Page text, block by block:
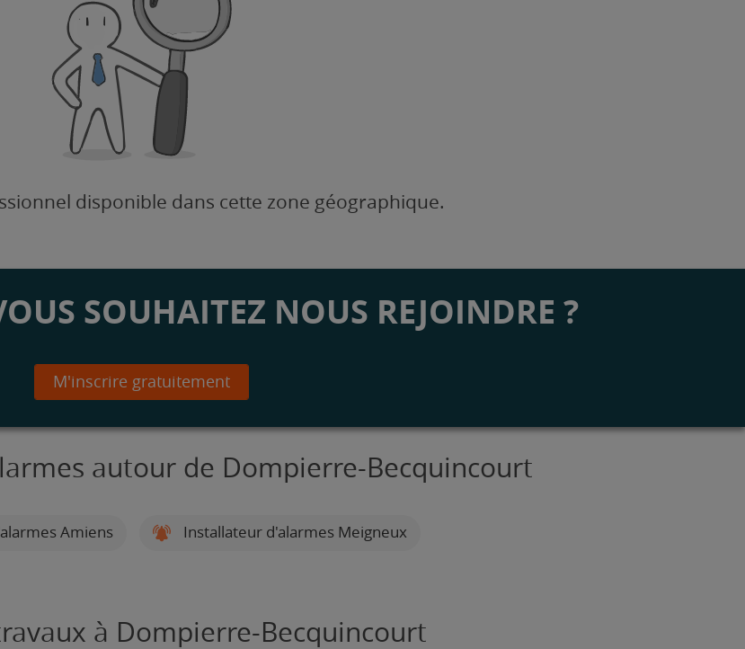
disponible dans cette zone géographique.
SOUHAITEZ NOUS REJOINDRE ?
M'inscrire gratuitement
autour de Dompierre-Becquincourt
Amiens Installateur d'alarmes Meigneux
à Dompierre-Becquincourt